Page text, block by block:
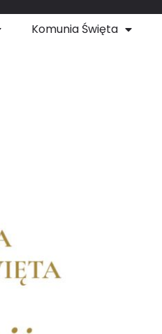
Komunia Święta